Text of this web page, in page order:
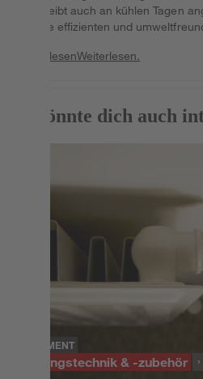
und bleibt auch an kühlen Tagen
welche effizienten und
WeiterlesenWeiterlesen.
Das könnte dich auch
SORTIMENT
Heizungstechnik & -zubehör